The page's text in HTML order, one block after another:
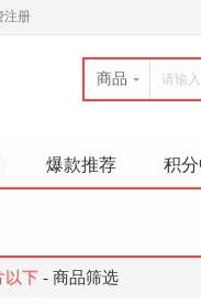
注册
商品
爆款推荐 积
以下 - 商品筛选